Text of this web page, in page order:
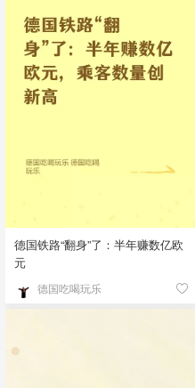
德国铁路“翻身”了：半年赚数亿欧
元
德国吃喝玩乐